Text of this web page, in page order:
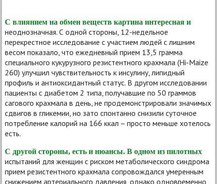
С влиянием на обмен веществ картина интересная и
неоднозначная. С одной стороны, 12-недельное
перекрестное исследование с участием людей с лишним
весом показало, что ежедневный прием 13,5 грамма
специального кукурузного резистентного крахмала (Hi-Maize
260) улучшил чувствительность к инсулину, липидный
профиль и антиоксидантный статус. В другом исследовании
пациенты с диабетом 2 типа, получавшие по 50 граммов
сагового крахмала в день, не продемонстрировали значимых
сдвигов в гликемии, но зато спонтанно снизили суточное
потребление калорий на 166 ккал – просто меньше хотелось
есть.
С другой стороны, есть и нюансы. В одном из пилотных
испытаний для женщин с риском метаболического синдрома
прием резистентного крахмала сопровождался умеренным
снижением артериального давления, однако одновременно